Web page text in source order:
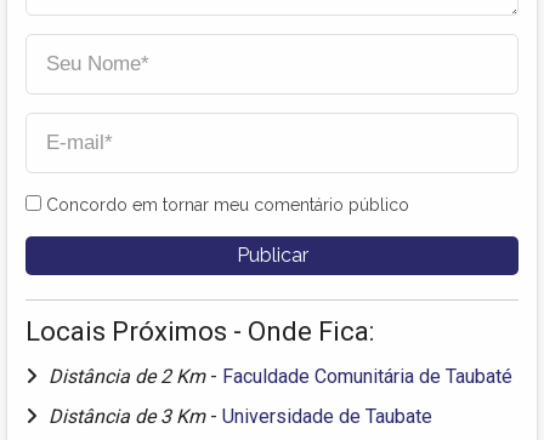
Concordo em tornar meu comentário público
Locais Próximos - Onde Fica:
Distância de 2 Km - Faculdade Comunitária de Taubaté
Distância de 3 Km - Universidade de Taubate